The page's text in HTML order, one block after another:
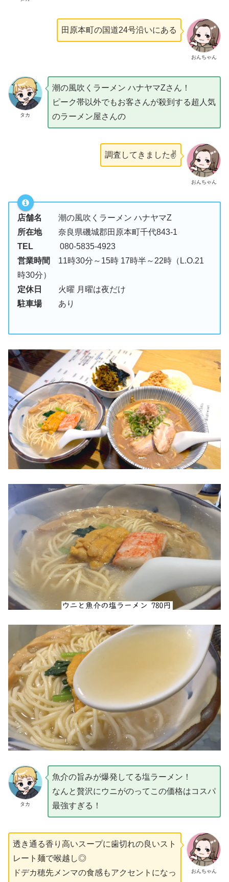
おんちゃん
田原本町の国道24号沿いにある
タカ
潮の風吹くラーメン ハナヤマZさん！
ピーク帯以外でもお客さんが殺到する超人気
のラーメン屋さんの
おんちゃん
調査してきました✌️
店舗名 潮の風吹くラーメン ハナヤマZ
所在地
奈良県磯城郡田原本町千代843-1
TEL 080-5835-4923
営業時間
11時30分～15時 17時半～22時（L.O.21
時30分）
定休日
火曜 月曜は夜だけ
駐車場 あり
タカ
魚介の旨みが爆発してる塩ラーメン！
なんと贅沢にウニがのってこの価格はコスパ
最強すぎる！
おんちゃん
透き通る香り高いスープに歯切れの良いスト
レート麺で喉越し◎
ドデカ穂先メンマの食感もアクセントになっ